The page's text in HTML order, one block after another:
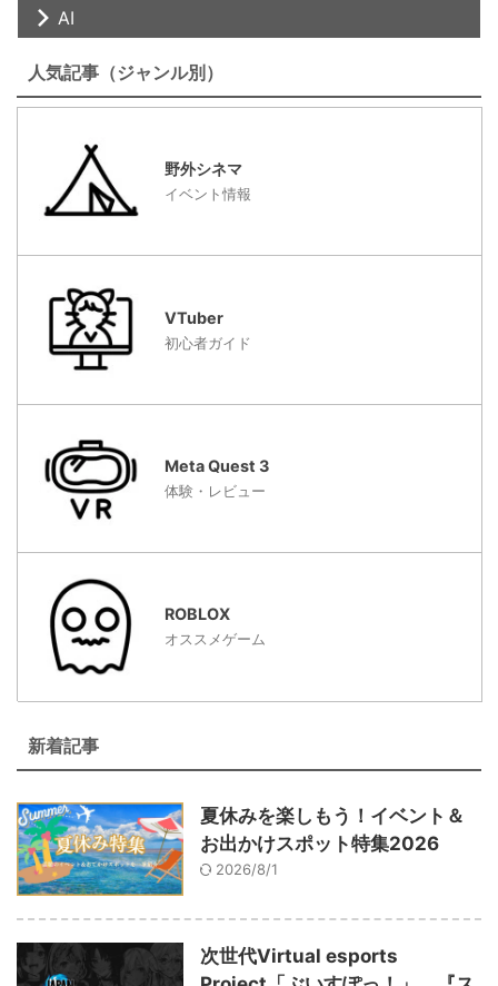
AI
人気記事（ジャンル別）
野外シネマ
イベント情報
VTuber
初心者ガイド
Meta Quest 3
体験・レビュー
ROBLOX
オススメゲーム
新着記事
夏休みを楽しもう！イベント＆
お出かけスポット特集2026
2026/8/1
次世代Virtual esports